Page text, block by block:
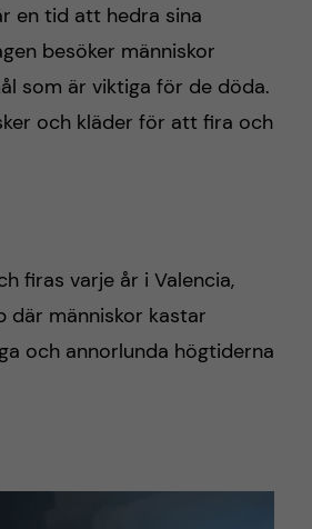
en tid att hedra sina
besöker människor
som är viktiga för de döda.
och kläder för att fira och
firas varje år i Valencia,
där människor kastar
och annorlunda högtiderna